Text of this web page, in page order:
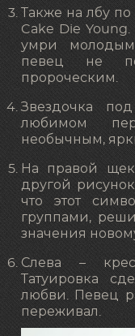
Также на лбу
Cake Die
умри
певец не
пророческим.
Звездочка
любимом
необычным,
На правой
другой
что этот
группами,
значения
Слева –
Татуировка
любви. Певец
переживал.